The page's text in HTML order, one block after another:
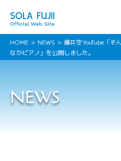
HOME NEWS
藤井空YouTube「そ
なかピアノ」を公開しました。
NEWS